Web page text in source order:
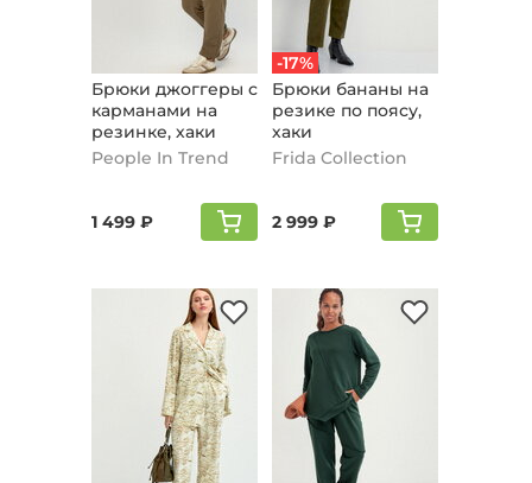
Брюки джоггеры с
карманами на
резинке, хаки
People In Trend
1 499 ₽
-17%
Брюки бананы на
резике по поясу,
хаки
Frida Collection
2 999 ₽